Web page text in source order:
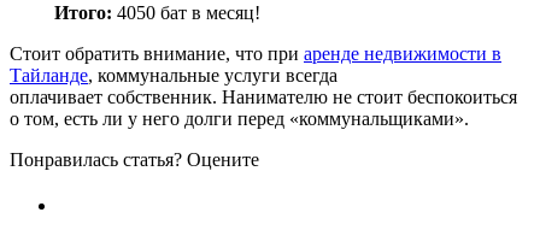
Итого: 4050 бат в месяц!
Стоит обратить внимание, что при аренде недвижимости в
Тайланде, коммунальные услуги всегда
оплачивает собственник. Нанимателю не стоит беспокоиться
о том, есть ли у него долги перед «коммунальщиками».
Понравилась статья? Оцените